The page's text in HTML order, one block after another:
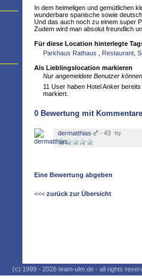
In dem heimeligen und gemütlichen
wunderbare spanische sowie
Und das auch noch zu einem super
Zudem wird man absolut freundlich
Für diese Location hinterlegte
Parkhaus Rathaus
Restaurant
Als Lieblingslocation markieren
Nur angemeldete Benutzer
11 User haben Hotel Anker
markiert.
0 Bewertung mit
dermatthias - 43
Eine Bewertung abgeben
<<< zurück zur Übersicht
(c) 1999 - 2026 team-ulm.de - all rights